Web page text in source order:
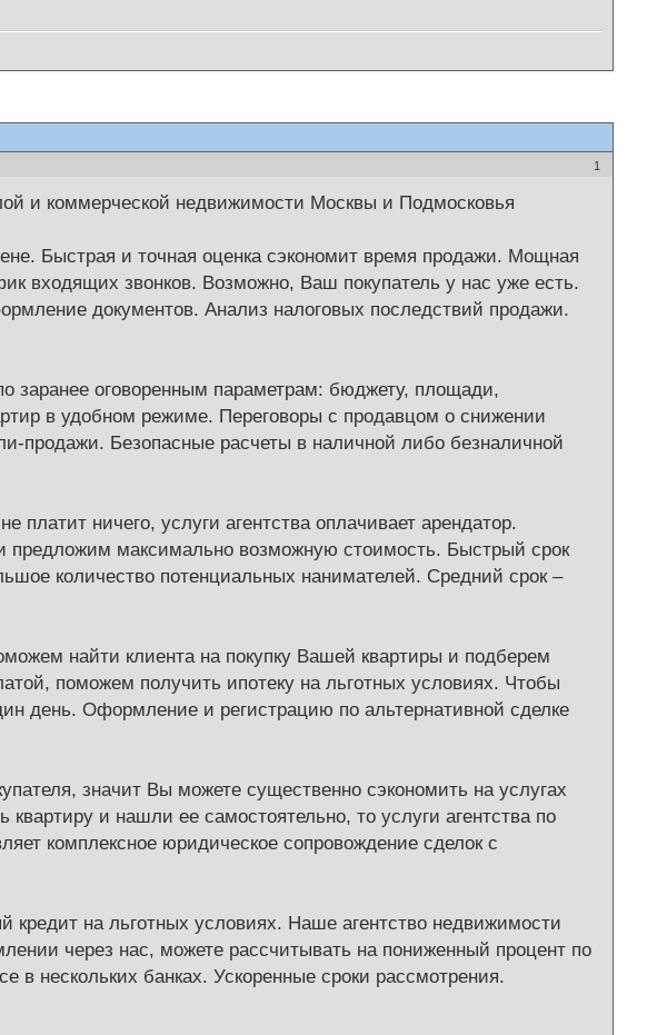
1
и коммерческой недвижимости Москвы и Подмосковья
Быстрая и точная оценка сэкономит время продажи. Мощная
входящих звонков. Возможно, Ваш покупатель у нас уже есть.
документов. Анализ налоговых последствий продажи.
заранее оговоренным параметрам: бюджету, площади,
в удобном режиме. Переговоры с продавцом о снижении
продажи. Безопасные расчеты в наличной либо безналичной
платит ничего, услуги агентства оплачивает арендатор.
предложим максимально возможную стоимость. Быстрый срок
количество потенциальных нанимателей. Средний срок –
найти клиента на покупку Вашей квартиры и подберем
поможем получить ипотеку на льготных условиях. Чтобы
день. Оформление и регистрацию по альтернативной сделке
значит Вы можете существенно сэкономить на услугах
и нашли ее самостоятельно, то услуги агентства по
комплексное юридическое сопровождение сделок с
кредит на льготных условиях. Наше агентство недвижимости
через нас, можете рассчитывать на пониженный процент по
нескольких банках. Ускоренные сроки рассмотрения.